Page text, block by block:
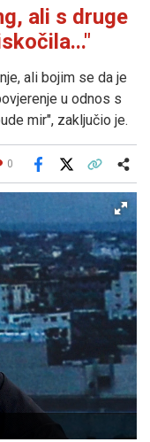
ali s druge
ali bojim se da je
u odnos s
mir", zaključio je.
0
Facebook